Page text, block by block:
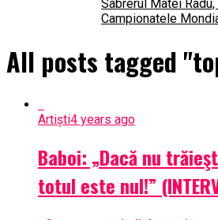
Sabrerul Matei
Campionatele
All posts tagged
Artiști4 years ago
Baboi: „Dacă nu
totul este nul!”